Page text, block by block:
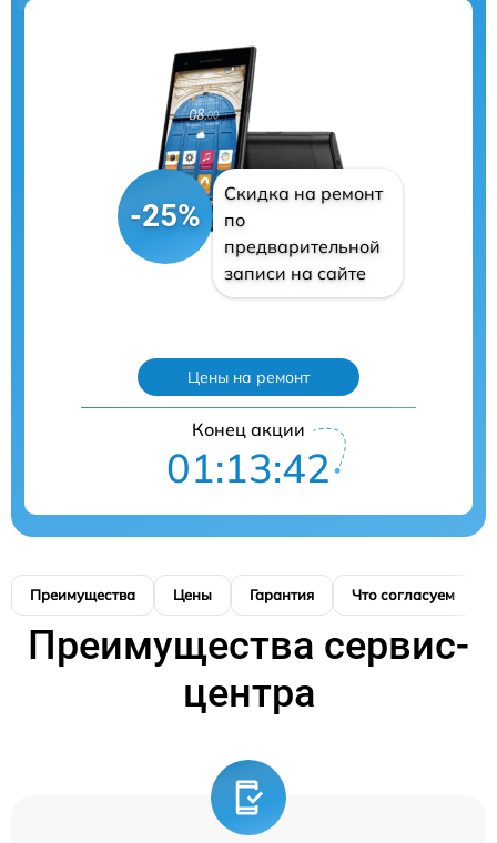
-25%
Скидка на ремонт
по
предварительной
записи на сайте
Цены на ремонт
Конец акции
01:13:41
Преимущества Цены Гарантия Что согласуем
Преимущества сервис-
центра